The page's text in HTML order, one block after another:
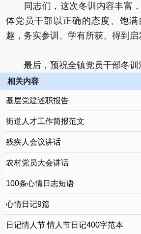
同志们，这次冬训内容丰富，
体党员干部以正确的态度、饱
趣，务实参训、学有所获、得到启
最后，预祝全镇党员干部冬训
相关内容
基层党建述职报告
街道人才工作简报范文
残疾人会议讲话
农村党员大会讲话
100条心情日志短语
心情日记9篇
日记情人节 情人节日记400字范本